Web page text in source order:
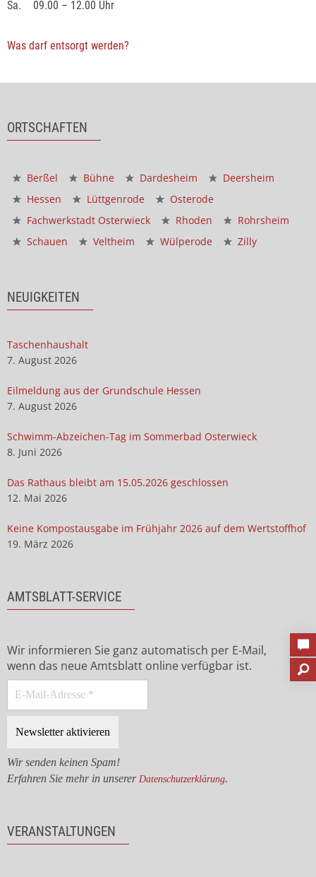
Sa. 09.00 – 12.00 Uhr
Was darf entsorgt werden?
ORTSCHAFTEN
Berßel Bühne Dardesheim
Deersheim
Hessen
Lüttgenrode
Osterode
Fachwerkstadt Osterwieck
Rhoden
Rohrsheim
Schauen
Veltheim Wülperode Zilly
NEUIGKEITEN
Taschenhaushalt
7. August 2026
Eilmeldung aus der Grundschule Hessen
7. August 2026
Schwimm-Abzeichen-Tag im Sommerbad Osterwieck
8. Juni 2026
Das Rathaus bleibt am 15.05.2026 geschlossen
12. Mai 2026
Keine Kompostausgabe im Frühjahr 2026 auf dem Wertstoffhof
19. März 2026
AMTSBLATT-SERVICE
Wir informieren Sie ganz automatisch per E-Mail,
wenn das neue Amtsblatt online verfügbar ist.
Wir senden keinen Spam!
Erfahren Sie mehr in unserer Datenschutzerklärung.
VERANSTALTUNGEN